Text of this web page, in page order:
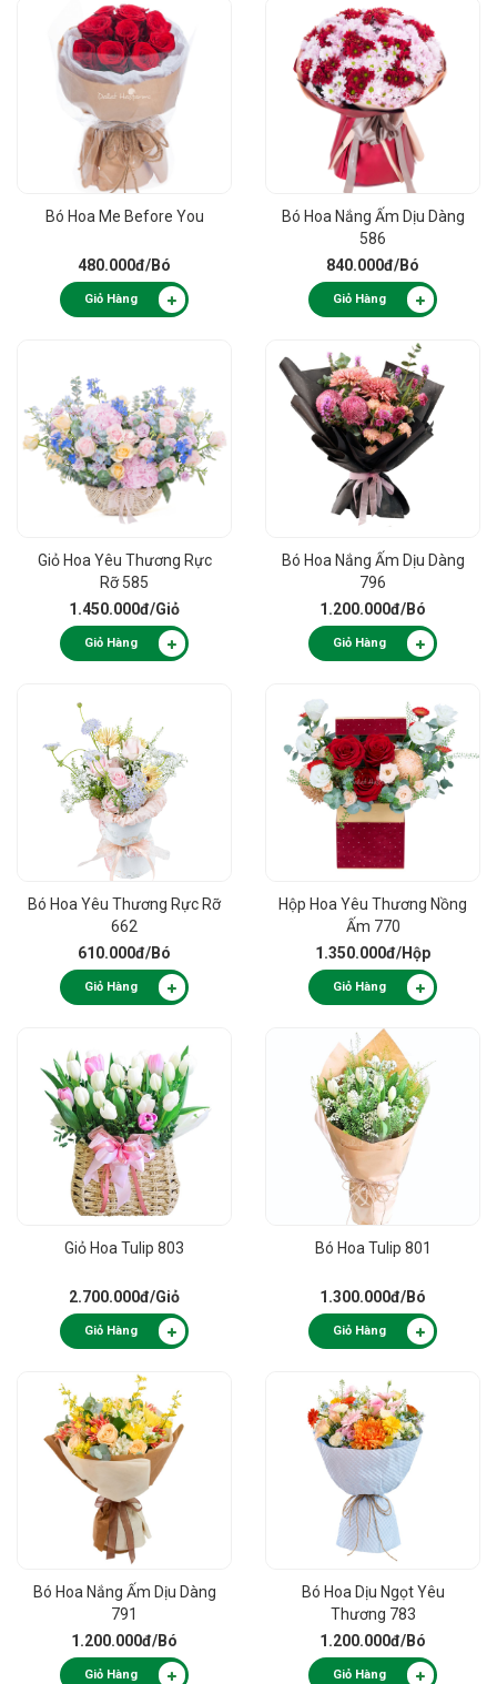
Bó Hoa Me Before You
480.000đ/Bó
Giỏ Hàng
Bó Hoa Nắng Ấm Dịu Dàng
586
840.000đ/Bó
Giỏ Hàng
Giỏ Hoa Yêu Thương Rực
Rỡ 585
1.450.000đ/Giỏ
Giỏ Hàng
Bó Hoa Nắng Ấm Dịu Dàng
796
1.200.000đ/Bó
Giỏ Hàng
Bó Hoa Yêu Thương Rực Rỡ
662
610.000đ/Bó
Giỏ Hàng
Hộp Hoa Yêu Thương Nồng
Ấm 770
1.350.000đ/Hộp
Giỏ Hàng
Giỏ Hoa Tulip 803
2.700.000đ/Giỏ
Giỏ Hàng
Bó Hoa Tulip 801
1.300.000đ/Bó
Giỏ Hàng
Bó Hoa Nắng Ấm Dịu Dàng
791
1.200.000đ/Bó
Giỏ Hàng
Bó Hoa Dịu Ngọt Yêu
Thương 783
1.200.000đ/Bó
Giỏ Hàng